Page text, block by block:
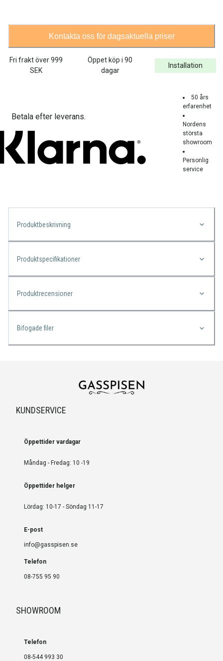
Kontakta oss för dagsaktuella priser
Fri frakt över999
SEK
Öppet köp i 90
dagar
Installation
Betala efter leverans.
50 års
erfarenhet
Nordens
största
showroom
Personlig
service
Produktbeskrivning
Produktspecifikationer
Produktrecensioner
Bifogade filer
KUNDSERVICE
Öppettider vardagar
Måndag - Fredag: 10 -19
Öppettider helger
Lördag: 10-17 - Söndag 11-17
E-post
info@gasspisen.se
Telefon
08-755 95 90
SHOWROOM
Telefon
08-544 993 30